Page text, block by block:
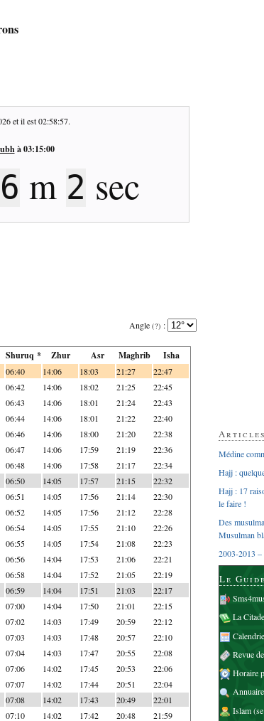
et il est02:58:58.
à03:15:00
m 1 sec
Angle (?) :
Shuruq * Zhur Asr Maghrib Isha
06:40 14:06 18:03 21:27 22:47
06:42 14:06 18:02 21:25 22:45
06:43 14:06 18:01 21:24 22:43
06:44 14:06 18:01 21:22 22:40
06:46 14:06 18:00 21:20 22:38
06:47 14:06 17:59 21:19 22:36
06:48 14:06 17:58 21:17 22:34
06:50 14:05 17:57 21:15 22:32
06:51 14:05 17:56 21:14 22:30
06:52 14:05 17:56 21:12 22:28
06:54 14:05 17:55 21:10 22:26
06:55 14:05 17:54 21:08 22:23
06:56 14:04 17:53 21:06 22:21
06:58 14:04 17:52 21:05 22:19
06:59 14:04 17:51 21:03 22:17
07:00 14:04 17:50 21:01 22:15
07:02 14:03 17:49 20:59 22:12
07:03 14:03 17:48 20:57 22:10
07:04 14:03 17:47 20:55 22:08
07:06 14:02 17:45 20:53 22:06
07:07 14:02 17:44 20:51 22:04
07:08 14:02 17:43 20:49 22:01
07:10 14:02 17:42 20:48 21:59
Médine
Hajj :
Hajj : 17
le faire !
Des
Musulman
2003-2013 –
Le
La
Revue
Horaire
Islam